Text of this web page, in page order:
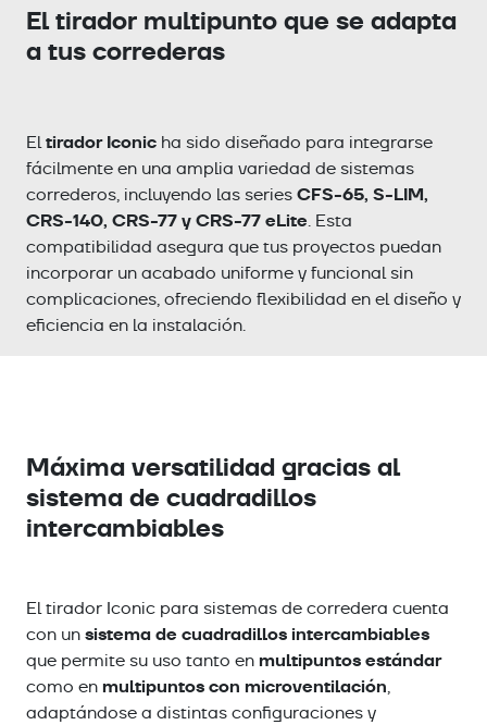
El tirador multipunto que se adapta
a tus correderas
Eltirador Iconic ha sido diseñado para integrarse
fácilmente en una amplia variedad de sistemas
correderos, incluyendo las seriesCFS-65, S-LIM,
CRS-140, CRS-77 y CRS-77 eLite. Esta
compatibilidad asegura que tus proyectos puedan
incorporar un acabado uniforme y funcional sin
complicaciones, ofreciendo flexibilidad en el diseño y
eficiencia en la instalación.
Máxima versatilidad gracias al
sistema de cuadradillos
intercambiables
El tirador Iconic para sistemas de corredera cuenta
con unsistema de cuadradillos intercambiables
que permite su uso tanto enmultipuntos estándar
como enmultipuntos con microventilación,
adaptándose a distintas configuraciones y